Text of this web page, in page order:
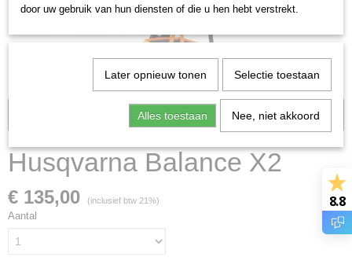
Voorraad: 0
Husqvarna Balance X2
€ 135,00 (inclusief btw 21%)
Aantal
8.8
door uw gebruik van hun diensten of die u hen hebt verstrekt.
Later opnieuw tonen Selectie toestaan
Alles toestaan Nee, niet akkoord